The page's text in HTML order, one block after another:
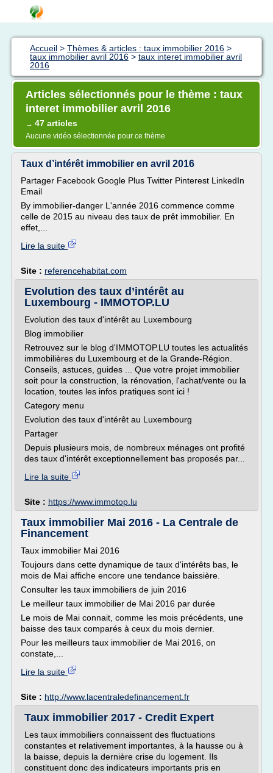
Accueil > Thèmes & articles : taux immobilier 2016 >
taux immobilier avril 2016 > taux interet immobilier avril
2016
Articles sélectionnés pour le thème : taux
interet immobilier avril 2016
→ 47 articles
Aucune vidéo sélectionnée pour ce thème
Taux d’intérêt immobilier en avril 2016
Partager Facebook Google Plus Twitter Pinterest LinkedIn
Email
By immobilier-danger L'année 2016 commence comme
celle de 2015 au niveau des taux de prêt immobilier. En
effet,...
Lire la suite
Site : referencehabitat.com
Evolution des taux d’intérêt au
Luxembourg - IMMOTOP.LU
Evolution des taux d'intérêt au Luxembourg
Blog immobilier
Retrouvez sur le blog d'IMMOTOP.LU toutes les actualités
immobilières du Luxembourg et de la Grande-Région.
Conseils, astuces, guides ... Que votre projet immobilier
soit pour la construction, la rénovation, l'achat/vente ou la
location, toutes les infos pratiques sont ici !
Category menu
Evolution des taux d'intérêt au Luxembourg
Partager
Depuis plusieurs mois, de nombreux ménages ont profité
des taux d'intérêt exceptionnellement bas proposés par...
Lire la suite
Site : https://www.immotop.lu
Taux immobilier Mai 2016 - La Centrale de
Financement
Taux immobilier Mai 2016
Toujours dans cette dynamique de taux d'intérêts bas, le
mois de Mai affiche encore une tendance baissière.
Consulter les taux immobiliers de juin 2016
Le meilleur taux immobilier de Mai 2016 par durée
Le mois de Mai connait, comme les mois précédents, une
baisse des taux comparés à ceux du mois dernier.
Pour les meilleurs taux immobilier de Mai 2016, on
constate,...
Lire la suite
Site : http://www.lacentraledefinancement.fr
Taux immobilier 2017 - Credit Expert
Les taux immobiliers connaissent des fluctuations
constantes et relativement importantes, à la hausse ou à
la baisse, depuis la dernière crise du logement. Ils
constituent donc des indicateurs importants pris en